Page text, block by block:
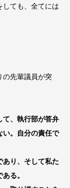
しても、全てには
の先輩議員が突
て、執行部が答弁
い。自分の責任で
あり、そして私た
る。